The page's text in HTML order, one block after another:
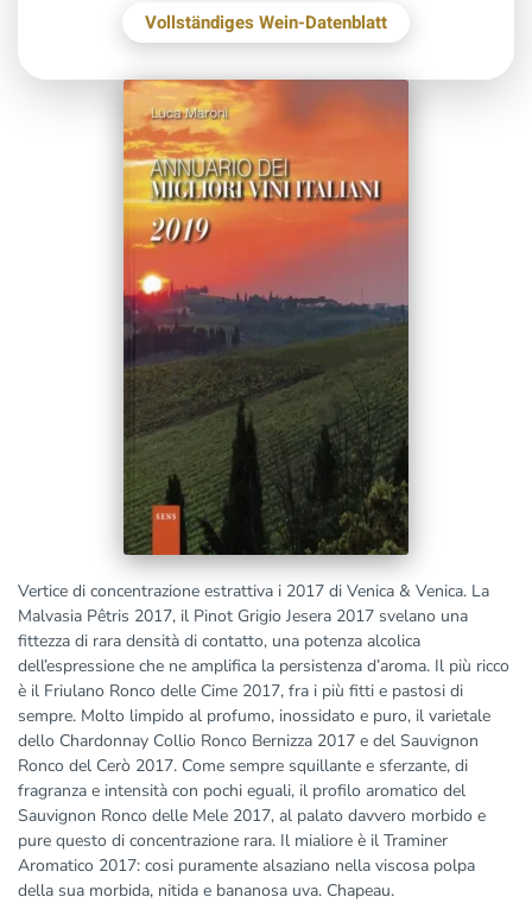
Vollständiges Wein-Datenblatt
Vertice di concentrazione estrattiva i 2017 di Venica & Venica. La
Malvasia Pêtris 2017, il Pinot Grigio Jesera 2017 svelano una
fittezza di rara densità di contatto, una potenza alcolica
dell’espressione che ne amplifica la persistenza d’aroma. Il più ricco
è il Friulano Ronco delle Cime 2017, fra i più fitti e pastosi di
sempre. Molto limpido al profumo, inossidato e puro, il varietale
dello Chardonnay Collio Ronco Bernizza 2017 e del Sauvignon
Ronco del Cerò 2017. Come sempre squillante e sferzante, di
fragranza e intensità con pochi eguali, il profilo aromatico del
Sauvignon Ronco delle Mele 2017, al palato davvero morbido e
pure questo di concentrazione rara. Il mialiore è il Traminer
Aromatico 2017: cosi puramente alsaziano nella viscosa polpa
della sua morbida, nitida e bananosa uva. Chapeau.